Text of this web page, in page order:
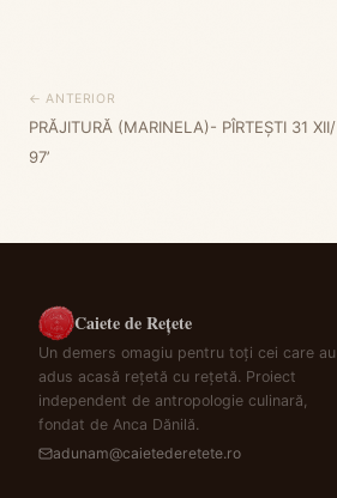
← ANTERIOR
PRĂJITURĂ (MARINELA)- PÎRTEȘTI 31 XII/
97’
Caiete de Rețete
Un demers omagiu pentru toți cei care au
adus acasă rețetă cu rețetă. Proiect
independent de antropologie culinară,
fondat de Anca Dănilă.
adunam@caietederetete.ro